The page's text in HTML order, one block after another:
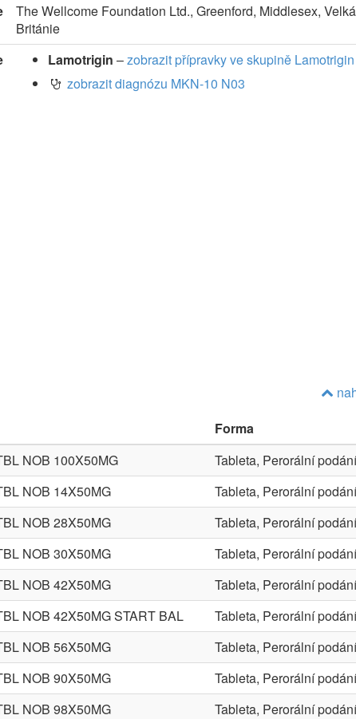
The Wellcome Foundation Ltd., Greenford, Middlesex, Velká
Británie
Lamotrigin –zobrazit přípravky ve skupině Lamotrigin
zobrazit diagnózu MKN-10 N03
Forma
NOB 100X50MG
Tableta, Perorální podání
NOB 14X50MG
Tableta, Perorální podání
NOB 28X50MG
Tableta, Perorální podání
NOB 30X50MG
Tableta, Perorální podání
NOB 42X50MG
Tableta, Perorální podání
NOB 42X50MG START BAL
Tableta, Perorální podání
NOB 56X50MG
Tableta, Perorální podání
NOB 90X50MG
Tableta, Perorální podání
NOB 98X50MG Tableta, Perorální podání